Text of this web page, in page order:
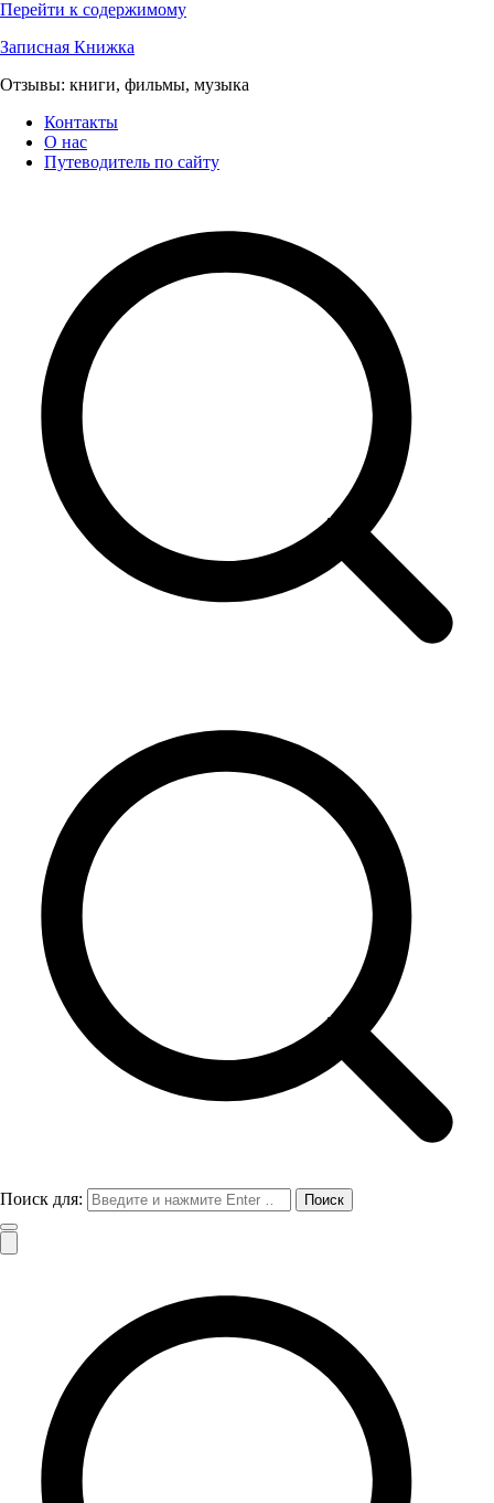
Перейти к содержимому
Записная Книжка
Отзывы: книги, фильмы, музыка
Контакты
О нас
Путеводитель по сайту
Поиск для: